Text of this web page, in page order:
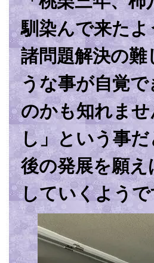
馴染んで来た
諸問題解決の
うな事が自覚
のかも知れま
し」という事
後の発展を願
していくようで